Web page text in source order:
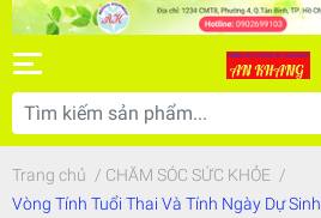
Trang chủ / CHĂM SÓC SỨC KHỎE /
Vòng Tính Tuổi Thai Và Tính Ngày Dự Sinh